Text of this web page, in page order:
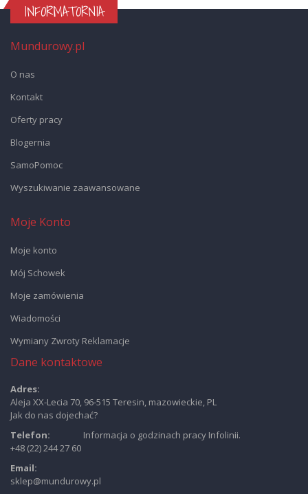
INFORMATORNIA
Mundurowy.pl
O nas
Kontakt
Oferty pracy
Blogernia
SamoPomoc
Wyszukiwanie zaawansowane
Moje Konto
Moje konto
Mój Schowek
Moje zamówienia
Wiadomości
Wymiany Zwroty Reklamacje
Dane kontaktowe
Adres:
Aleja XX-Lecia 70, 96-515 Teresin, mazowieckie, PL
Jak do nas dojechać?
Telefon:
+48 (22) 244 27 60
Informacja o godzinach pracy Infolinii.
Email:
sklep@mundurowy.pl